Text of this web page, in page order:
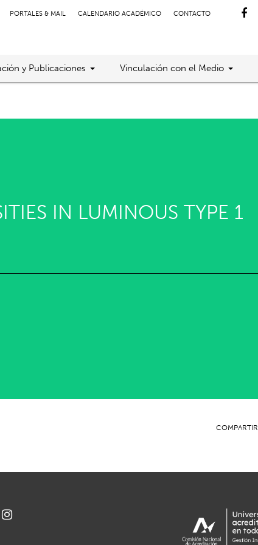
PORTALES & MAIL CALENDARIO ACADÉMICO CONTACTO
y Publicaciones Vinculación con el Medio
IN LUMINOUS TYPE 1
COMPARTIR